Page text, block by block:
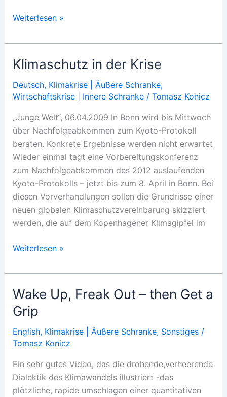
Der
Himmel
Weiterlesen »
Klimaschutz in der Krise
Deutsch, Klimakrise | Äußere Schranke,
Wirtschaftskrise | Innere Schranke/ Tomasz Konicz
„Junge Welt“, 06.04.2009 In Bonn wird bis Mittwoch
über Nachfolgeabkommen zum Kyoto-Protokoll
beraten. Konkrete Ergebnisse werden nicht erwartet
Wieder einmal tagt eine Vorbereitungskonferenz
zum Nachfolgeabkommen des 2012 auslaufenden
Kyoto-Protokolls – jetzt bis zum 8. April in Bonn. Bei
diesen Vorverhandlungen sollen die Grundrisse einer
neuen globalen Klimaschutzvereinbarung skizziert
werden, die auf dem Kopenhagener Klimagipfel im
Klimaschutz
der
Krise
Weiterlesen »
Wake Up, Freak Out – then Get a
Grip
English, Klimakrise | Äußere Schranke, Sonstiges/
Tomasz Konicz
Ein sehr gutes Video, das die drohende,verheerende
Dialektik des Klimawandels illustriert -das
plötzliche, rapide umschlagen einer quantitativen